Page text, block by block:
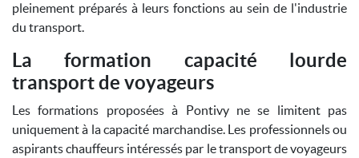
pleinement préparés à leurs fonctions au sein de l'industrie
du transport.
La formation capacité lourde
transport de voyageurs
Les formations proposées à Pontivy ne se limitent pas
uniquement à la capacité marchandise. Les professionnels ou
aspirants chauffeurs intéressés par le transport de voyageurs